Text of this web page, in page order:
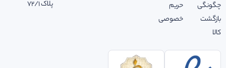
چگونگی
بازگشت
کالا
حریم
خصوصی
پلاک ‌72/1